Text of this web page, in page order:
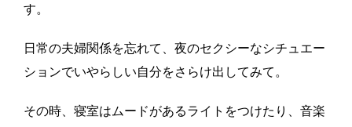
す。
日常の夫婦関係を忘れて、夜のセクシーなシチュエー
ションでいやらしい自分をさらけ出してみて。
その時、寝室はムードがあるライトをつけたり、音楽